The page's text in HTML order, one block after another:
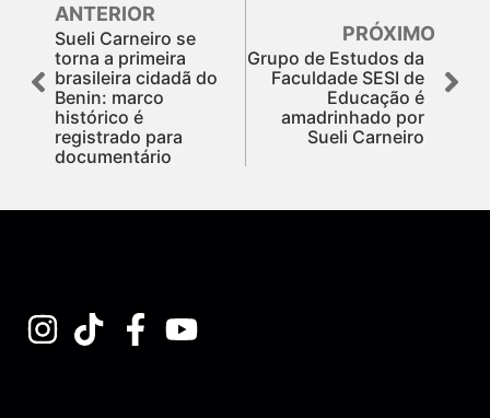
ANTERIOR
Sueli Carneiro se
torna a primeira
brasileira cidadã do
Benin: marco
histórico é
registrado para
documentário
PRÓXIMO
Grupo de Estudos da
Faculdade SESI de
Educação é
amadrinhado por
Sueli Carneiro